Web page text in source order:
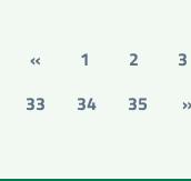
« 1 2 3
33
34 35 »